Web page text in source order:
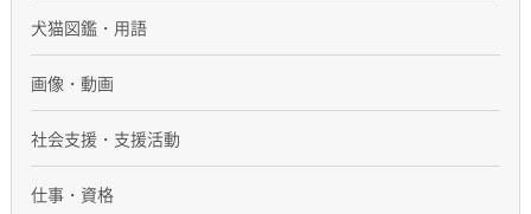
犬猫図鑑・用語
画像・動画
社会支援・支援活動
仕事・資格